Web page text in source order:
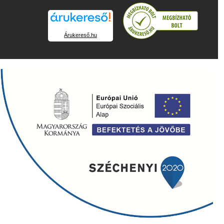
Árukereső.hu